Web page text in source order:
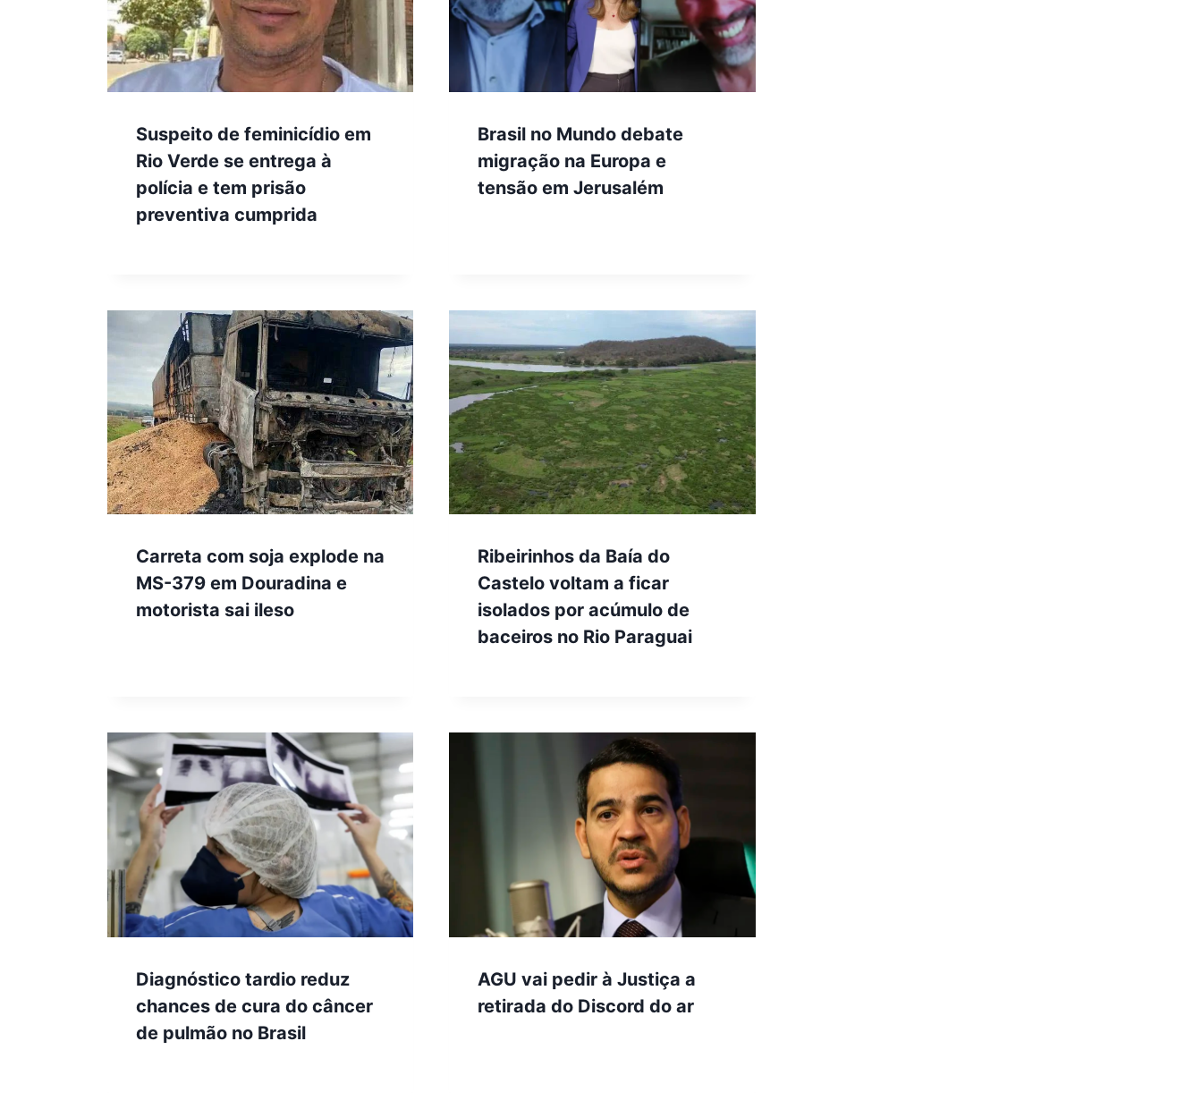
Suspeito de feminicídio em
Rio Verde se entrega à
polícia e tem prisão
preventiva cumprida
Brasil no Mundo debate
migração na Europa e
tensão em Jerusalém
Carreta com soja explode na
MS-379 em Douradina e
motorista sai ileso
Ribeirinhos da Baía do
Castelo voltam a ficar
isolados por acúmulo de
baceiros no Rio Paraguai
Diagnóstico tardio reduz
chances de cura do câncer
de pulmão no Brasil
AGU vai pedir à Justiça a
retirada do Discord do ar